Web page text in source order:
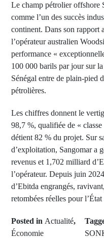
Le champ pétrolier offshore
comme l’un des succès
continent. Dans son rapport
l’opérateur australien
performance «
100 000 barils par jour sur
Sénégal entre de plain-pied
pétrolières.
Les chiffres donnent le
98,7 %, qualifiée de «
détient 82 % du projet. Sur
d’exploitation, Sangomar a
revenus et 1,702 milliard
l’opérateur. Depuis juin
d’Ebitda engrangés,
retombées réelles pour l’État
Posted in Actualité,
Économie